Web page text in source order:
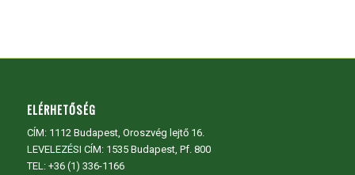
ELÉRHETŐSÉG
CÍM: 1112 Budapest, Oroszvég lejtő 16.
LEVELEZÉSI CÍM: 1535 Budapest, Pf. 800
TEL: +36 (1) 336-1166